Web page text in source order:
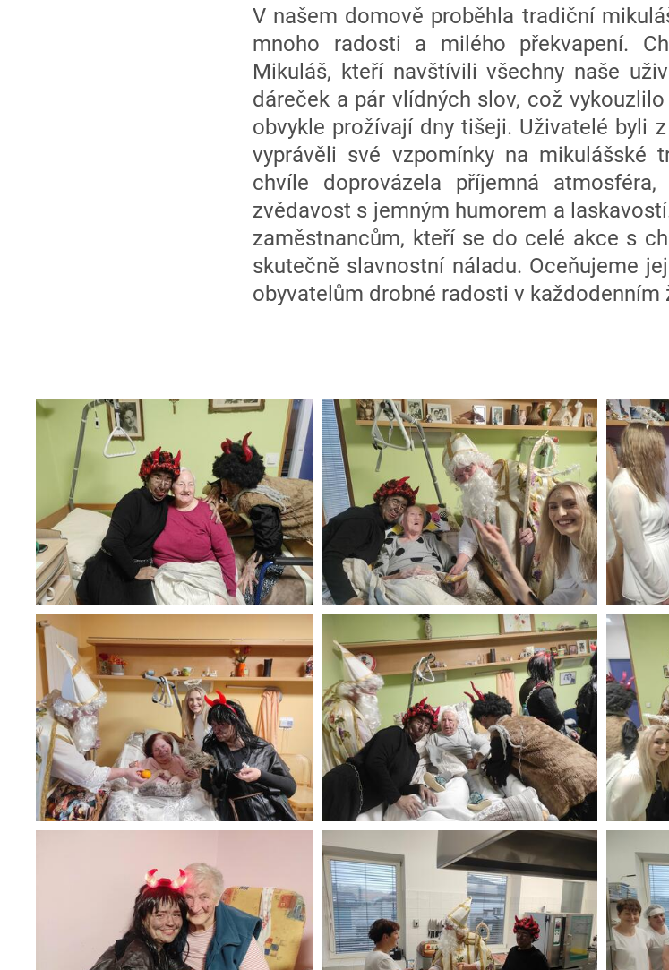
V našem domově proběhla tradiční
mnoho radosti a milého překvapení.
Mikuláš, kteří navštívili všechny naše
dáreček a pár vlídných slov, což
obvykle prožívají dny tišeji. Uživatelé byli
vyprávěli své vzpomínky na mikulášské
chvíle doprovázela příjemná
zvědavost s jemným humorem a
zaměstnancům, kteří se do celé akce s
skutečně slavnostní náladu. Oceňujeme
obyvatelům drobné radosti v každodenním